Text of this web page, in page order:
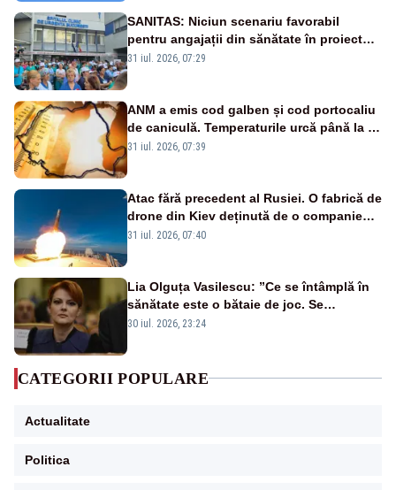
SANITAS: Niciun scenariu favorabil
pentru angajații din sănătate în proiectul
Legii salarizării
31 iul. 2026, 07:29
ANM a emis cod galben și cod portocaliu
de caniculă. Temperaturile urcă până la 38
de grade, iar nopțile devin tropicale
31 iul. 2026, 07:39
Atac fără precedent al Rusiei. O fabrică de
drone din Kiev deținută de o companie
americană, distrusă de o rachetă
31 iul. 2026, 07:40
Lia Olguța Vasilescu: ”Ce se întâmplă în
sănătate este o bătaie de joc. Se
guvernează extraordinar de prost”
30 iul. 2026, 23:24
CATEGORII POPULARE
Actualitate
Politica